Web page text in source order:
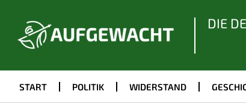
DIE
START POLITIK WIDERSTAND